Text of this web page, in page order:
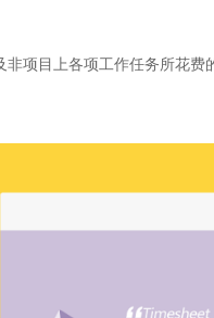
项目上各项工作任务所花